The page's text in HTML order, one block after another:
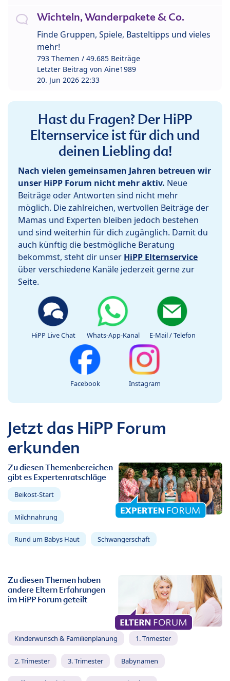
Wichteln, Wanderpakete & Co.
Finde Gruppen, Spiele, Basteltipps und vieles
mehr!
793 Themen / 49.685 Beiträge
Letzter Beitrag von Aine1989
20. Jun 2026 22:33
Hast du Fragen? Der HiPP
Elternservice ist für dich und
deinen Liebling da!
Nach vielen gemeinsamen Jahren betreuen wir
unser HiPP Forum nicht mehr aktiv. Neue
Beiträge oder Antworten sind nicht mehr
möglich. Die zahlreichen, wertvollen Beiträge der
Mamas und Experten bleiben jedoch bestehen
und sind weiterhin für dich zugänglich. Damit du
auch künftig die bestmögliche Beratung
bekommst, steht dir unser HiPP Elternservice
über verschiedene Kanäle jederzeit gerne zur
Seite.
HiPP Live Chat Whats-App-Kanal E-Mail / Telefon
Facebook Instagram
Jetzt das HiPP Forum
erkunden
Zu diesen Themenbereichen
gibt es Expertenratschläge
Beikost-Start
Milchnahrung
Rund um Babys Haut Schwangerschaft
Zu diesen Themen haben
andere Eltern Erfahrungen
im HiPP Forum geteilt
Kinderwunsch & Familienplanung 1. Trimester
2. Trimester 3. Trimester Babynamen